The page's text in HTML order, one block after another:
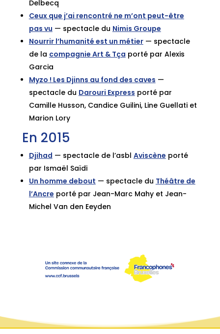
Delbecq
Ceux que j’ai rencontré ne m’ont peut-être
pas vu — spectacle du Nimis Groupe
Nourrir l’humanité est un métier— spectacle
de la compagnie Art & Tça porté par Alexis
Garcia
Myzo ! Les Djinns au fond des caves —
spectacle du Darouri Express porté par
Camille Husson, Candice Guilini, Line Guellati et
Marion Lory
En 2015
Djihad — spectacle de l’asbl Aviscène porté
par Ismaël Saïdi
Un homme debout — spectacle du Théâtre de
l’Ancre porté par Jean-Marc Mahy et Jean-
Michel Van den Eeyden